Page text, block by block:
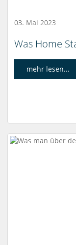
03. Mai 2023
Was Home
mehr lesen...